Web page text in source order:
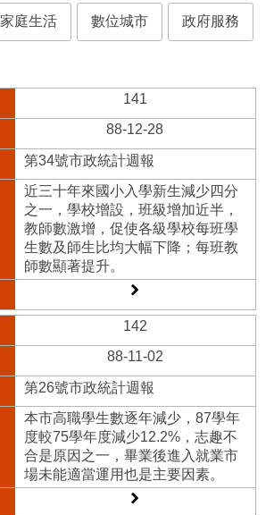
家庭生活 數位城市 政府服務
141
88-12-28
第34號市政統計週報
近三十年來國小入學新生減少四分
之一，學校增設，班級增加近半，
教師數激增，促使各級學校每班學
生數及師生比均大幅下降；每班教
師數顯著提升。
142
88-11-02
第26號市政統計週報
本市高職學生數逐年減少，87學年
度較75學年度減少12.2%，志趣不
合是原因之一，畢業後進入就業市
場未能適當運用也是主要因素。